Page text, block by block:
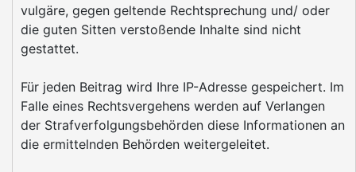
vulgäre, gegen geltende Rechtsprechung und/ oder
die guten Sitten verstoßende Inhalte sind nicht
gestattet.
Für jeden Beitrag wird Ihre IP-Adresse gespeichert. Im
Falle eines Rechtsvergehens werden auf Verlangen
der Strafverfolgungsbehörden diese Informationen an
die ermittelnden Behörden weitergeleitet.